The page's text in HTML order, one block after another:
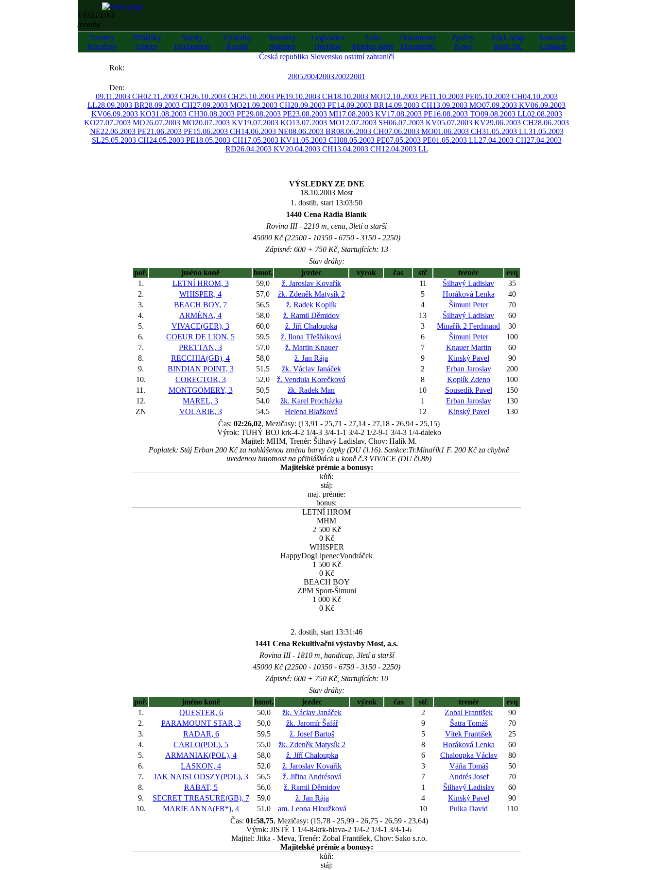
VÝSLEDKY
/results/
Termíny
Racedays
Přihlášky
Entries
Startky
Declaration
Výsledky
Results
Statistiky
Statistics
Legislativa
Decision
Avíza
Foreign starts
Dokumenty
Documents
Zprávy
News
Zákl. údaje
Basic fig.
Kontakty
Contacts
Česká republika Slovensko ostatní zahraničí
Rok:
20052004200320022001
Den:
09.11.2003 CH02.11.2003 CH26.10.2003 CH25.10.2003 PE19.10.2003 CH18.10.2003 MO12.10.2003 PE11.10.2003 PE05.10.2003 CH04.10.2003
LL28.09.2003 BR28.09.2003 CH27.09.2003 MO21.09.2003 CH20.09.2003 PE14.09.2003 BR14.09.2003 CH13.09.2003 MO07.09.2003 KV06.09.2003
KV06.09.2003 KO31.08.2003 CH30.08.2003 PE29.08.2003 PE23.08.2003 MI17.08.2003 KV17.08.2003 PE16.08.2003 TO09.08.2003 LL02.08.2003
KO27.07.2003 MO26.07.2003 MO20.07.2003 KV19.07.2003 KO13.07.2003 MO12.07.2003 SH06.07.2003 KV05.07.2003 KV29.06.2003 CH28.06.2003
NE22.06.2003 PE21.06.2003 PE15.06.2003 CH14.06.2003 NE08.06.2003 BR08.06.2003 CH07.06.2003 MO01.06.2003 CH31.05.2003 LL31.05.2003
SL25.05.2003 CH24.05.2003 PE18.05.2003 CH17.05.2003 KV11.05.2003 CH08.05.2003 PE07.05.2003 PE01.05.2003 LL27.04.2003 CH27.04.2003
RD26.04.2003 KV20.04.2003 CH13.04.2003 CH12.04.2003 LL
VÝSLEDKY ZE DNE
18.10.2003 Most
1. dostih, start 13:03:50
1440 Cena Rádia Blaník
Rovina III - 2210 m, cena, 3letí a starší
45000 Kč (22500 - 10350 - 6750 - 3150 - 2250)
Zápisné: 600 + 750 Kč, Startujících: 13
Stav dráhy:
poř.
jméno koně hmot. jezdec výrok čas stč trenér
evq
1.
LETNÍ HROM, 3 59,0 ž. Jaroslav Kovařík 11 Šilhavý Ladislav
35
2.
WHISPER, 4 57,0 žk. Zdeněk Matysík 2 5 Horáková Lenka
40
3.
BEACH BOY, 7 56,5 ž. Radek Koplík 4 Šimuni Peter
70
4.
ARMÉNA, 4 58,0 ž. Ramil Děmidov 13 Šilhavý Ladislav
60
5.
VIVACE(GER), 3 60,0 ž. Jiří Chaloupka 3 Minařík 2 Ferdinand
30
6.
COEUR DE LION, 5 59,5 ž. Ilona Třešňáková 6 Šimuni Peter
100
7.
PRETTAN, 3 57,0 ž. Martin Knauer 7 Knauer Martin
60
8.
RECCHIA(GB), 4 58,0 ž. Jan Rája 9 Kinský Pavel
90
9.
BINDIAN POINT, 3 51,5 žk. Václav Janáček 2 Erban Jaroslav
200
10.
CORECTOR, 3 52,0 ž. Vendula Korečková 8 Koplík Zdeno
100
11.
MONTGOMERY, 3 50,5 žk. Radek Man 10 Sousedík Pavel
150
12.
MAREL, 3 54,0 žk. Karel Procházka 1 Erban Jaroslav
130
ZN
VOLARIE, 3 54,5 Helena Blažková 12 Kinský Pavel
130
Čas: 02:26,02, Mezičasy: (13,91 - 25,71 - 27,14 - 27,18 - 26,94 - 25,15)
Výrok: TUHÝ BOJ krk-4-2 1/4-3 3/4-1-1 3/4-2 1/2-9-1 3/4-3 1/4-daleko
Majitel: MHM, Trenér: Šilhavý Ladislav, Chov: Halík M.
Poplatek: Stáj Erban 200 Kč za nahlášenou změnu barvy čapky (DU čl.16). Sankce:Tr.Minařík1 F. 200 Kč za chybně
uvedenou hmotnost na přihláškách u koně č.3 VIVACE (DU čl.8b)
Majitelské prémie a bonusy:
kůň:
stáj:
maj. prémie:
bonus:
LETNÍ HROM
MHM
2 500 Kč
0 Kč
WHISPER
HappyDogLipenecVondráček
1 500 Kč
0 Kč
BEACH BOY
ZPM Sport-Šimuni
1 000 Kč
0 Kč
2. dostih, start 13:31:46
1441 Cena Rekultivační výstavby Most, a.s.
Rovina III - 1810 m, handicap, 3letí a starší
45000 Kč (22500 - 10350 - 6750 - 3150 - 2250)
Zápisné: 600 + 750 Kč, Startujících: 10
Stav dráhy:
poř.
jméno koně hmot. jezdec výrok čas stč trenér
evq
1.
QUESTER, 6 50,0 žk. Václav Janáček 2 Zobal František
90
2.
PARAMOUNT STAR, 3 50,0 žk. Jaromír Šafář 9 Šatra Tomáš
70
3.
RADAR, 6 59,5 ž. Josef Bartoš 5 Vítek František
25
4.
CARLO(POL), 5 55,0 žk. Zdeněk Matysík 2 8 Horáková Lenka
60
5.
ARMANIAK(POL), 4 58,0 ž. Jiří Chaloupka 6 Chaloupka Václav
80
6.
LASKON, 4 52,0 ž. Jaroslav Kovařík 3 Váňa Tomáš
50
7.
JAK NAJSLODSZY(POL), 3 56,5 ž. Jiřina Andrésová 7 Andrés Josef
70
8.
RABAT, 5 56,0 ž. Ramil Děmidov 1 Šilhavý Ladislav
60
9.
SECRET TREASURE(GB), 7 59,0 ž. Jan Rája 4 Kinský Pavel
90
10.
MARIE ANNA(FR*), 4 51,0 am. Leona Hloužková 10 Pulka David
110
Čas: 01:58,75, Mezičasy: (15,78 - 25,99 - 26,75 - 26,59 - 23,64)
Výrok: JISTĚ 1 1/4-8-krk-hlava-2 1/4-2 1/4-1 3/4-1-6
Majitel: Jitka - Meva, Trenér: Zobal František, Chov: Sako s.r.o.
Majitelské prémie a bonusy:
kůň:
stáj: